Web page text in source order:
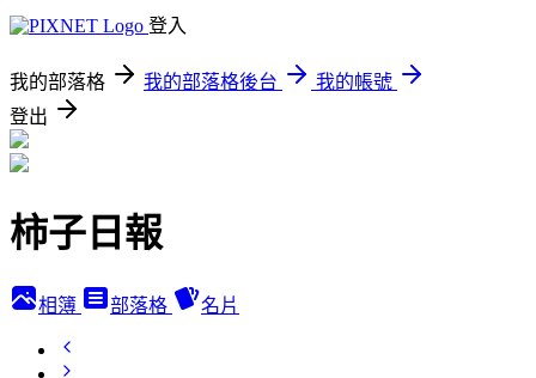
登入
我的部落格 我的部落格後台
我的帳號
登出
柿子日報
相簿 部落格 名片